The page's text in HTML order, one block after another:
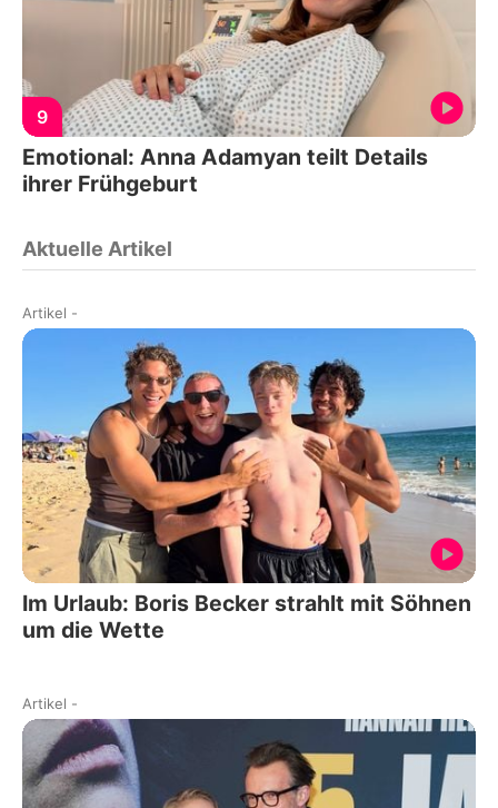
9
Emotional: Anna Adamyan teilt Details
ihrer Frühgeburt
Aktuelle Artikel
Artikel -
Im Urlaub: Boris Becker strahlt mit Söhnen
um die Wette
Artikel -